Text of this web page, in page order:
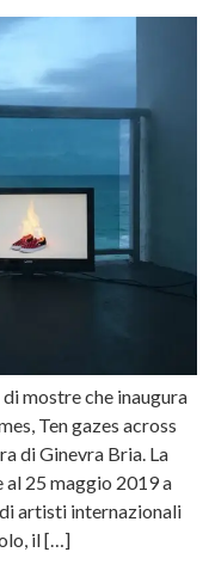
mostre che inaugura
Ten gazes across
di Ginevra Bria. La
25 maggio 2019 a
artisti internazionali
il […]